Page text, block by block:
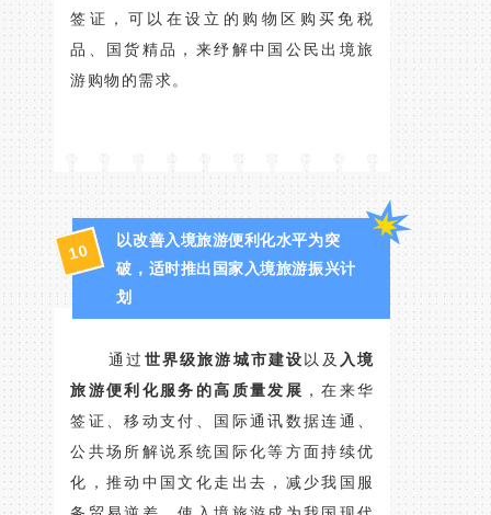
签证，可以在设立的购物区购买免税
品、国货精品，来纾解中国公民出境旅
游购物的需求。
10
以改善入境旅游便利化水平为突
破，适时推出国家入境旅游振兴计
划
通过 世界级旅游城市建设 以及 入境
旅游便利化服务的高质量发展 ，在来华
签证、移动支付、国际通讯数据连通、
公共场所解说系统国际化等方面持续优
化，推动中国文化走出去，减少我国服